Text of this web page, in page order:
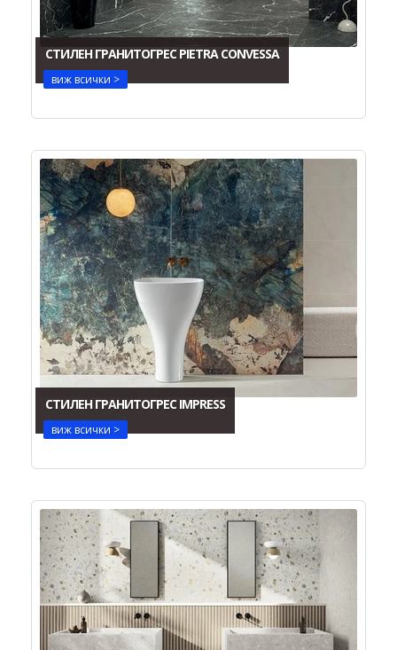
СТИЛЕН ГРАНИТОГРЕС PIETRA CONVESSA
виж всички >
СТИЛЕН ГРАНИТОГРЕС IMPRESS
виж всички >